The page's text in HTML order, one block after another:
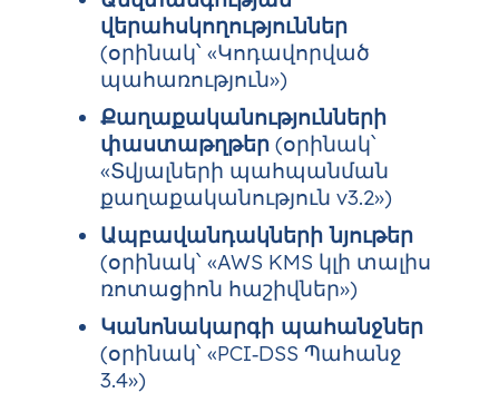
վերահսկողություններ
(օրինակ՝ «Կոդավորված
պահառություն»)
Քաղաքականությունների
փաստաթղթեր (օրինակ՝
«Տվյալների պահպանման
քաղաքականություն v3.2»)
Ապբավանդակների նյութեր
(օրինակ՝ «AWS KMS կլի տալիս
ռոտացիոն հաշիվներ»)
Կանոնակարգի պահանջներ
(օրինակ՝ «PCI‑DSS Պահանջ
3.4»)